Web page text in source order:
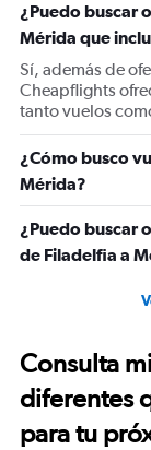
Y
axis
displaying
values.
Range:
0
1200.
¿Puedo buscar
Mérida que
Sí, además de
Cheapflights
tanto vuelos
¿Cómo busco
Mérida?
¿Puedo buscar
de Filadelfia a
Consulta
diferentes
para tu